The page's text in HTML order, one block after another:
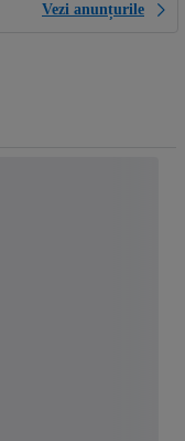
Vezi anunțurile